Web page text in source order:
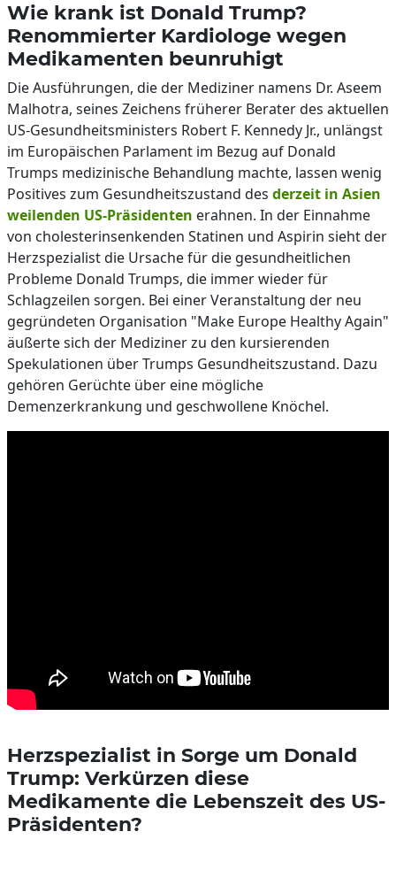
Wie krank ist Donald Trump?
Renommierter Kardiologe wegen
Medikamenten beunruhigt
Die Ausführungen, die der Mediziner namens Dr. Aseem
Malhotra, seines Zeichens früherer Berater des aktuellen
US-Gesundheitsministers Robert F. Kennedy Jr., unlängst
im Europäischen Parlament im Bezug auf Donald
Trumps medizinische Behandlung machte, lassen wenig
Positives zum Gesundheitszustand des derzeit in Asien
weilenden US-Präsidenten erahnen. In der Einnahme
von cholesterinsenkenden Statinen und Aspirin sieht der
Herzspezialist die Ursache für die gesundheitlichen
Probleme Donald Trumps, die immer wieder für
Schlagzeilen sorgen. Bei einer Veranstaltung der neu
gegründeten Organisation "Make Europe Healthy Again"
äußerte sich der Mediziner zu den kursierenden
Spekulationen über Trumps Gesundheitszustand. Dazu
gehören Gerüchte über eine mögliche
Demenzerkrankung und geschwollene Knöchel.
Herzspezialist in Sorge um Donald
Trump: Verkürzen diese
Medikamente die Lebenszeit des US-
Präsidenten?